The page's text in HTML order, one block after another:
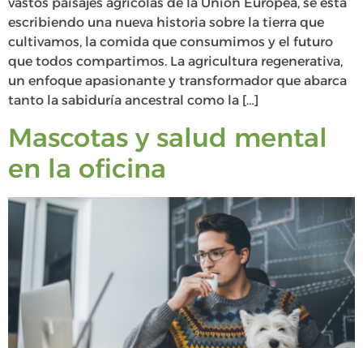
vastos paisajes agrícolas de la Unión Europea, se está
escribiendo una nueva historia sobre la tierra que
cultivamos, la comida que consumimos y el futuro
que todos compartimos. La agricultura regenerativa,
un enfoque apasionante y transformador que abarca
tanto la sabiduría ancestral como la […]
Mascotas y salud mental
en la oficina